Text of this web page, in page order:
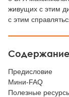
живущих с этим
с этим
Содержание
Предисловие
Мини-FAQ
Полезные